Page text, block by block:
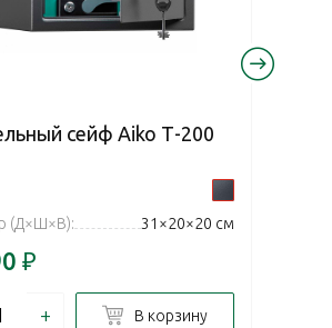
сейф Aiko Т-200
(Д×Ш×В):
31×20×20 см
₽
+ В корзину